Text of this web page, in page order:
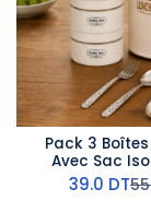
Pack 3
Avec Sac
39.0 DT